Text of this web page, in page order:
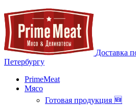
Доставка
Петербургу
PrimeMeat
Мясо
Готовая продукция 🆕